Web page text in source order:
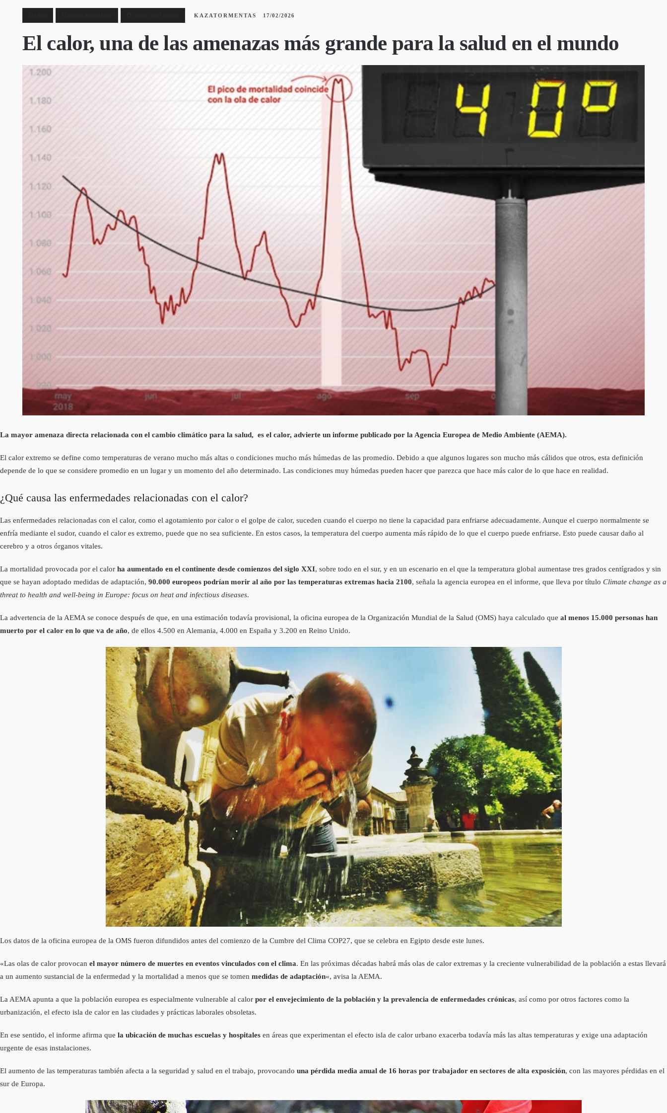
KAZATORMENTAS 17/02/2026
El calor, una de las amenazas más grande para la salud en el mundo
La mayor amenaza directa relacionada con el cambio climático para la salud, es el calor, advierte un informe publicado por la Agencia Europea de Medio Ambiente (AEMA).
El calor extremo se define como temperaturas de verano mucho más altas o condiciones mucho más húmedas de las promedio. Debido a que algunos lugares son mucho más cálidos que otros, esta definición
depende de lo que se considere promedio en un lugar y un momento del año determinado. Las condiciones muy húmedas pueden hacer que parezca que hace más calor de lo que hace en realidad.
¿Qué causa las enfermedades relacionadas con el calor?
Las enfermedades relacionadas con el calor, como el agotamiento por calor o el golpe de calor, suceden cuando el cuerpo no tiene la capacidad para enfriarse adecuadamente. Aunque el cuerpo normalmente se
enfría mediante el sudor, cuando el calor es extremo, puede que no sea suficiente. En estos casos, la temperatura del cuerpo aumenta más rápido de lo que el cuerpo puede enfriarse. Esto puede causar daño al
cerebro y a otros órganos vitales.
La mortalidad provocada por el calor ha aumentado en el continente desde comienzos del siglo XXI, sobre todo en el sur, y en un escenario en el que la temperatura global aumentase tres grados centígrados y sin
que se hayan adoptado medidas de adaptación, 90.000 europeos podrían morir al año por las temperaturas extremas hacia 2100, señala la agencia europea en el informe, que lleva por título Climate change as a
threat to health and well-being in Europe: focus on heat and infectious diseases.
La advertencia de la AEMA se conoce después de que, en una estimación todavía provisional, la oficina europea de la Organización Mundial de la Salud (OMS) haya calculado que al menos 15.000 personas han
muerto por el calor en lo que va de año, de ellos 4.500 en Alemania, 4.000 en España y 3.200 en Reino Unido.
Los datos de la oficina europea de la OMS fueron difundidos antes del comienzo de la Cumbre del Clima COP27, que se celebra en Egipto desde este lunes.
«Las olas de calor provocan el mayor número de muertes en eventos vinculados con el clima. En las próximas décadas habrá más olas de calor extremas y la creciente vulnerabilidad de la población a estas llevará
a un aumento sustancial de la enfermedad y la mortalidad a menos que se tomen medidas de adaptación«, avisa la AEMA.
La AEMA apunta a que la población europea es especialmente vulnerable al calor por el envejecimiento de la población y la prevalencia de enfermedades crónicas, así como por otros factores como la
urbanización, el efecto isla de calor en las ciudades y prácticas laborales obsoletas.
En ese sentido, el informe afirma que la ubicación de muchas escuelas y hospitales en áreas que experimentan el efecto isla de calor urbano exacerba todavía más las altas temperaturas y exige una adaptación
urgente de esas instalaciones.
El aumento de las temperaturas también afecta a la seguridad y salud en el trabajo, provocando una pérdida media anual de 16 horas por trabajador en sectores de alta exposición, con las mayores pérdidas en el
sur de Europa.